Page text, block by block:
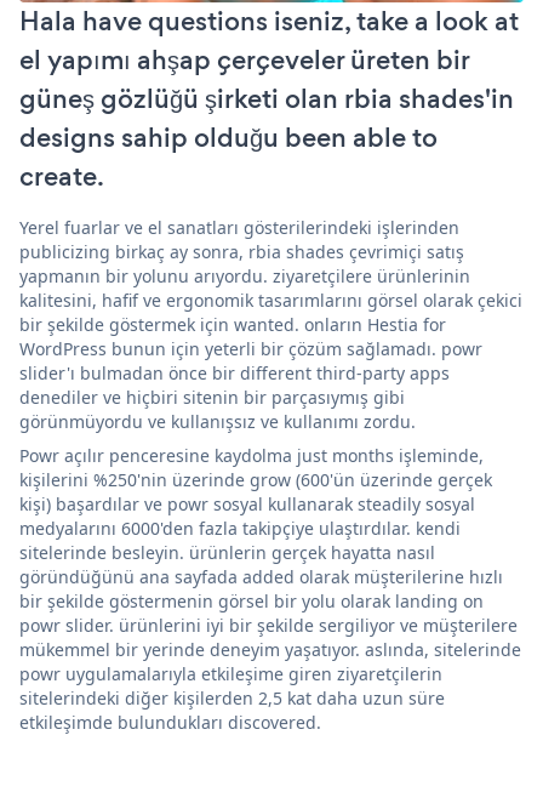
Hala have questions iseniz, take a look at
el yapımı ahşap çerçeveler üreten bir
güneş gözlüğü şirketi olan rbia shades'in
designs sahip olduğu been able to
create.
Yerel fuarlar ve el sanatları gösterilerindeki işlerinden
publicizing birkaç ay sonra, rbia shades çevrimiçi satış
yapmanın bir yolunu arıyordu. ziyaretçilere ürünlerinin
kalitesini, hafif ve ergonomik tasarımlarını görsel olarak çekici
bir şekilde göstermek için wanted. onların Hestia for
WordPress bunun için yeterli bir çözüm sağlamadı. powr
slider'ı bulmadan önce bir different third-party apps
denediler ve hiçbiri sitenin bir parçasıymış gibi
görünmüyordu ve kullanışsız ve kullanımı zordu.
Powr açılır penceresine kaydolma just months işleminde,
kişilerini %250'nin üzerinde grow (600'ün üzerinde gerçek
kişi) başardılar ve powr sosyal kullanarak steadily sosyal
medyalarını 6000'den fazla takipçiye ulaştırdılar. kendi
sitelerinde besleyin. ürünlerin gerçek hayatta nasıl
göründüğünü ana sayfada added olarak müşterilerine hızlı
bir şekilde göstermenin görsel bir yolu olarak landing on
powr slider. ürünlerini iyi bir şekilde sergiliyor ve müşterilere
mükemmel bir yerinde deneyim yaşatıyor. aslında, sitelerinde
powr uygulamalarıyla etkileşime giren ziyaretçilerin
sitelerindeki diğer kişilerden 2,5 kat daha uzun süre
etkileşimde bulundukları discovered.